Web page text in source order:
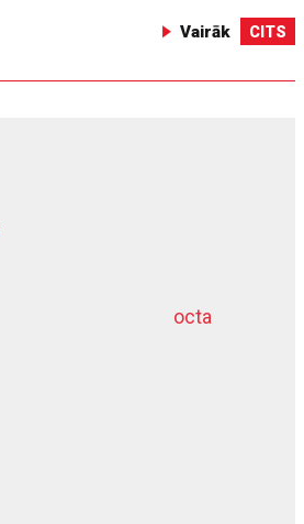
Vairāk CITS
octa
dziļurbums